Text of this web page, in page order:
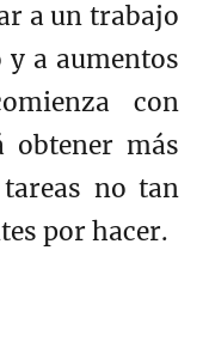
a un trabajo
a aumentos
con
obtener más
no tan
por hacer.